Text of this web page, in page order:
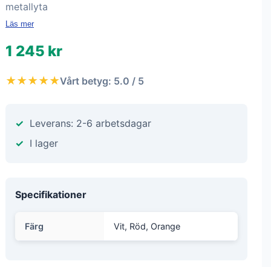
metallyta
Läs mer
1 245 kr
★★★★★Vårt betyg: 5.0 / 5
Leverans: 2-6 arbetsdagar
I lager
Specifikationer
Färg Vit, Röd, Orange